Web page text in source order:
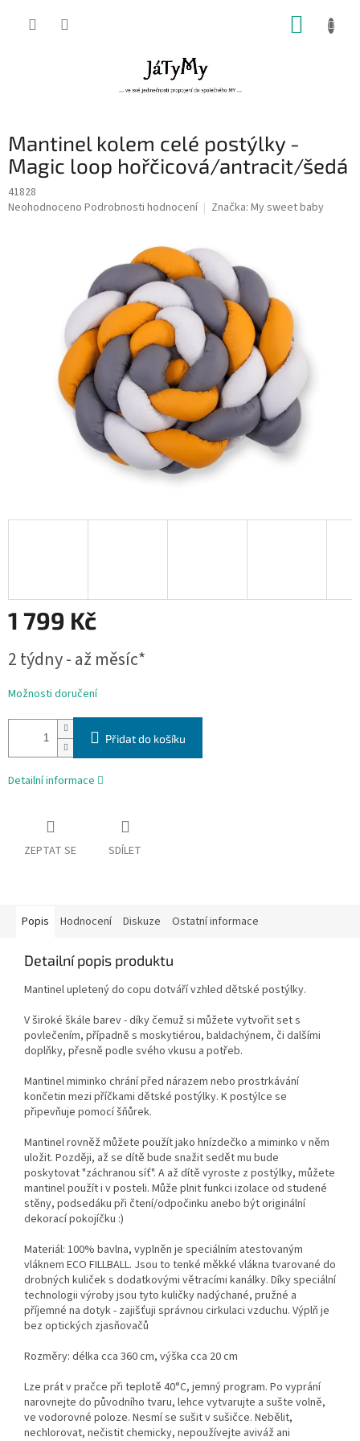
Mantinel kolem celé postýlky -
Magic loop hořčicová/antracit/šedá
41828
Průměrné
Neohodnoceno Podrobnosti hodnocení Značka: My sweet baby
1 799 Kč
cena:
2 týdny - až měsíc*
Možnosti doručení
Přidat do košíku
Detailní informace
ZEPTAT SE SDÍLET
Popis Hodnocení Diskuze Ostatní informace
Detailní popis produktu
Mantinel upletený do copu dotváří vzhled dětské postýlky.
V široké škále barev - díky čemuž si můžete vytvořit set s
povlečením, případně s moskytiérou, baldachýnem, či dalšími
doplňky, přesně podle svého vkusu a potřeb.
Mantinel miminko chrání před nárazem nebo prostrkávání
končetin mezi příčkami dětské postýlky. K postýlce se
připevňuje pomocí šňůrek.
Mantinel rovněž můžete použít jako hnízdečko a miminko v něm
uložit. Později, až se dítě bude snažit sedět mu bude
poskytovat "záchranou síť". A až dítě vyroste z postýlky, můžete
mantinel použít i v posteli. Může plnit funkci izolace od studené
stěny, podsedáku při čtení/odpočinku anebo být originální
dekorací pokojíčku :)
Materiál: 100% bavlna, vyplněn je speciálním atestovaným
vláknem ECO FILLBALL. Jsou to tenké měkké vlákna tvarované do
drobných kuliček s dodatkovými větracími kanálky. Díky speciální
technologii výroby jsou tyto kuličky nadýchané, pružné a
příjemné na dotyk - zajišťuji správnou cirkulaci vzduchu. Výplň je
bez optických zjasňovačů
Rozměry: délka cca 360 cm, výška cca 20 cm
Lze prát v pračce při teplotě 40°C, jemný program. Po vyprání
narovnejte do původního tvaru, lehce vytvarujte a sušte volně,
ve vodorovné poloze. Nesmí se sušit v sušičce. Nebělit,
nechlorovat, nečistit chemicky, nepoužívejte aviváž ani